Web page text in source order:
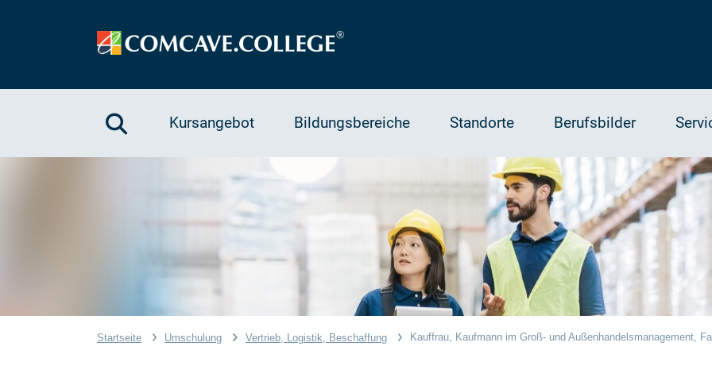
Kursangebot Bildungsbereiche Standorte Berufsbilder
Startseite Umschulung Vertrieb, Logistik, Beschaffung Kauffrau, Kaufmann im Groß- und Außenhandelsmanagement,